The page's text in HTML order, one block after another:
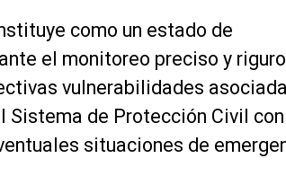
como un estado de
el monitoreo preciso y
vulnerabilidades
Sistema de Protección Civil
situaciones de